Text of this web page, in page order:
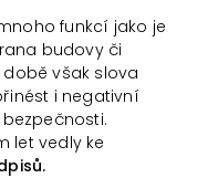
funkcí jako je
budovy či
však slova
i negativní
let vedly ke